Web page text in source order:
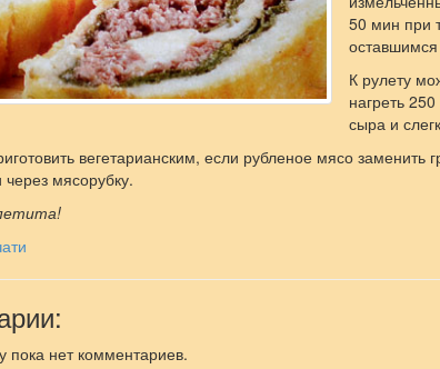
50 мин при
К рулету
нагреть
сыра и
вегетарианским, если рубленое мясо
мясорубку.
пока нет комментариев.